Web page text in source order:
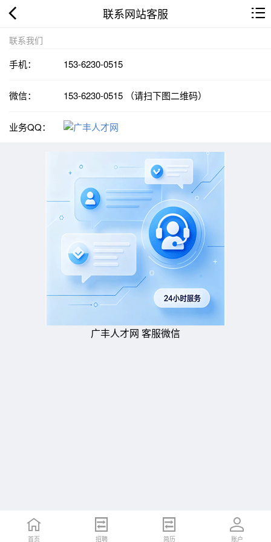
联系网站客服
联系我们
手机： 153-6230-0515
微信： 153-6230-0515 （请扫下图二维码）
业务QQ：
广丰人才网 客服微信
首页 招聘 简历 账户